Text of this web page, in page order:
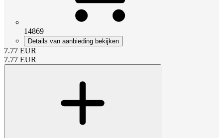
14869
Details van aanbieding bekijken
7.77 EUR
7.77 EUR